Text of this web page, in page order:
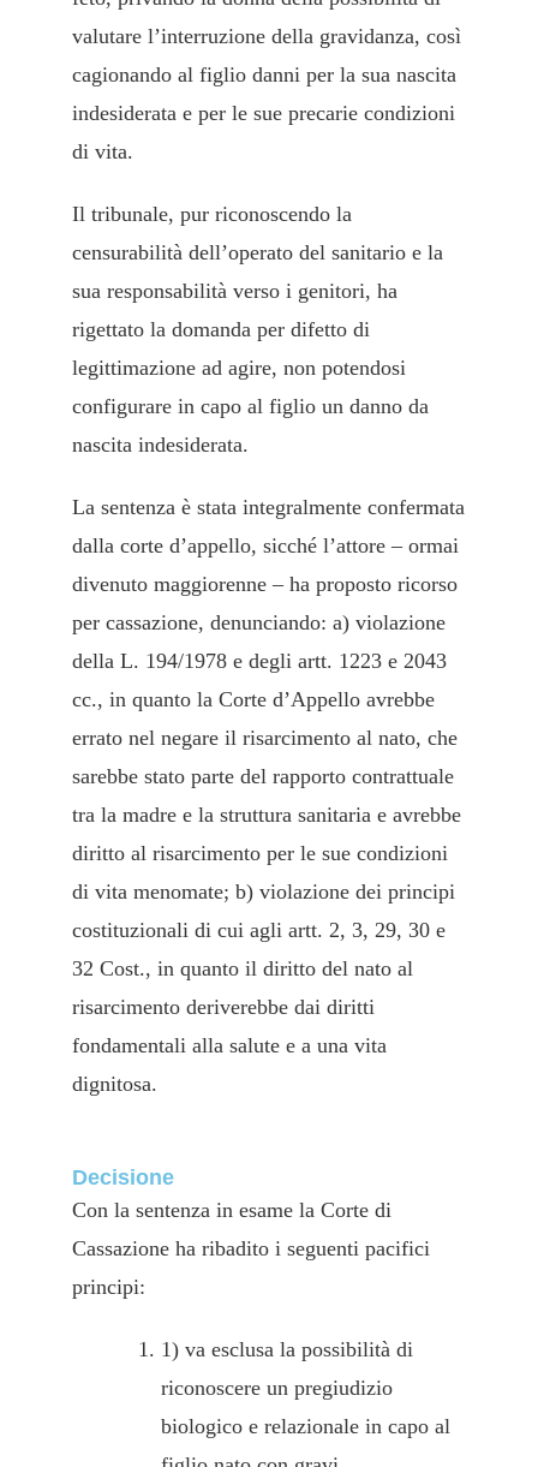
valutare l’interruzione della gravidanza, così
cagionando al figlio danni per la sua nascita
indesiderata e per le sue precarie condizioni
di vita.
Il tribunale, pur riconoscendo la
censurabilità dell’operato del sanitario e la
sua responsabilità verso i genitori, ha
rigettato la domanda per difetto di
legittimazione ad agire, non potendosi
configurare in capo al figlio un danno da
nascita indesiderata.
La sentenza è stata integralmente confermata
dalla corte d’appello, sicché l’attore – ormai
divenuto maggiorenne – ha proposto ricorso
per cassazione, denunciando: a) violazione
della L. 194/1978 e degli artt. 1223 e 2043
cc., in quanto la Corte d’Appello avrebbe
errato nel negare il risarcimento al nato, che
sarebbe stato parte del rapporto contrattuale
tra la madre e la struttura sanitaria e avrebbe
diritto al risarcimento per le sue condizioni
di vita menomate; b) violazione dei principi
costituzionali di cui agli artt. 2, 3, 29, 30 e
32 Cost., in quanto il diritto del nato al
risarcimento deriverebbe dai diritti
fondamentali alla salute e a una vita
dignitosa.
Decisione
Con la sentenza in esame la Corte di
Cassazione ha ribadito i seguenti pacifici
principi:
1) va esclusa la possibilità di
riconoscere un pregiudizio
biologico e relazionale in capo al